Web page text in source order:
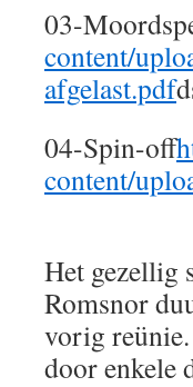
03-
content/
afgelast.pdf
04-Spin-off
content/
Het gezellig
Romsnor
vorig reünie.
door enkele